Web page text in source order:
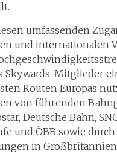
umfassenden
und internationalen
Skywards-Mitglieder
Routen Europas
von führenden
Deutsche Bahn,
und ÖBB sowie
in